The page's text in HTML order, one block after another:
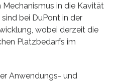
in die Kavität
bei DuPont in der
wobei derzeit die
Platzbedarfs im
Anwendungs- und